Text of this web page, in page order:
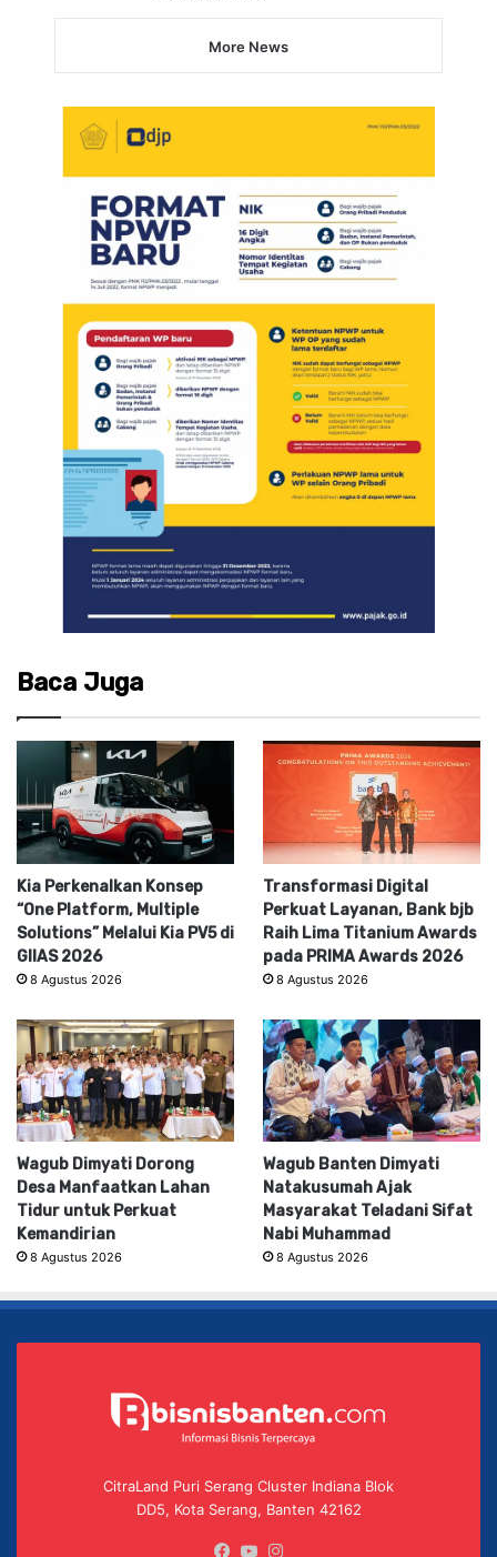
More News
Baca Juga
Kia Perkenalkan Konsep
“One Platform, Multiple
Solutions” Melalui Kia PV5 di
GIIAS 2026
8 Agustus 2026
Transformasi Digital
Perkuat Layanan, Bank bjb
Raih Lima Titanium Awards
pada PRIMA Awards 2026
8 Agustus 2026
Wagub Dimyati Dorong
Desa Manfaatkan Lahan
Tidur untuk Perkuat
Kemandirian
8 Agustus 2026
Wagub Banten Dimyati
Natakusumah Ajak
Masyarakat Teladani Sifat
Nabi Muhammad
8 Agustus 2026
CitraLand Puri Serang Cluster Indiana Blok
DD5, Kota Serang, Banten 42162
Facebook
YouTube